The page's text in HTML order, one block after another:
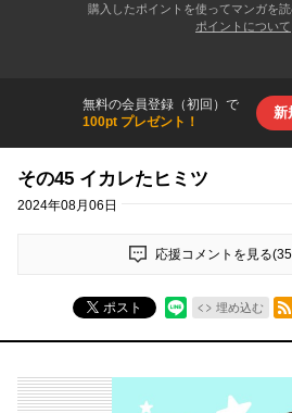
購入したポイントを使ってマンガを読
ポイントについて
無料の会員登録（初回）で
100pt プレゼント！
新
その45 イカレたヒミツ
2024年08月06日
応援コメントを見る(
ポスト 埋め込む
RSSフィ